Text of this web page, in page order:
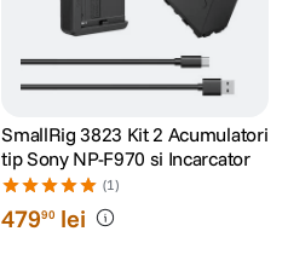
SmallRig 3823 Kit 2 Acumulatori
tip Sony NP-F970 si Incarcator
(1)
47990 lei